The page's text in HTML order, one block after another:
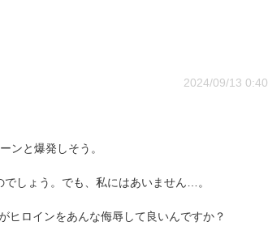
2024/09/13 0:40
ンと爆発しそう。
しょう。でも、私にはあいません…。
ヒロインをあんな侮辱して良いんですか？